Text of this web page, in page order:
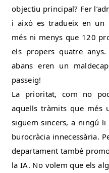
objectiu principal? Fer
i això es tradueix en un
més ni menys que 120
els propers quatre
abans eren un
passeig!
La prioritat, com no
aquells tràmits que més
siguem sincers, a ningú
burocràcia innecessària.
departament també
la IA. No volem que els